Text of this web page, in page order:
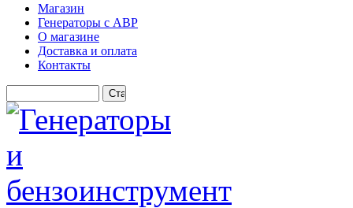
Магазин
Генераторы с АВР
О магазине
Доставка и оплата
Контакты